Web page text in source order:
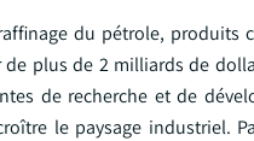
du pétrole,
plus de 2 milliards de
de recherche et de
le paysage industriel.